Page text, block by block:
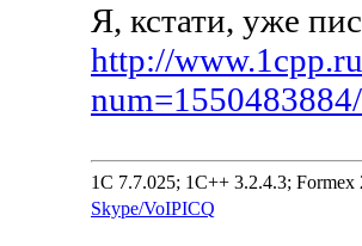
Я, кстати, уже
http://
num=1550483884/
1C 7.7.025; 1C++ 3.2.4.3; Formex
Skype/VoIPICQ